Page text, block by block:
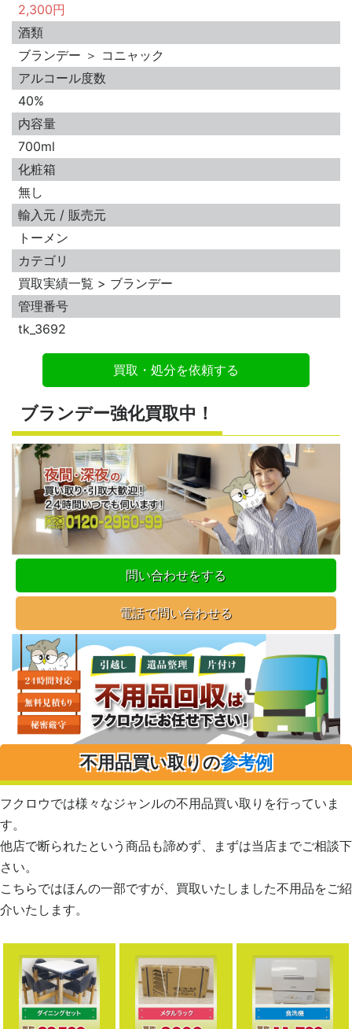
2,300円
酒類
ブランデー ＞ コニャック
アルコール度数
40%
内容量
700ml
化粧箱
無し
輸入元 / 販売元
トーメン
カテゴリ
買取実績一覧 > ブランデー
管理番号
tk_3692
買取・処分を依頼する
ブランデー強化買取中！
問い合わせをする
電話で問い合わせる
不用品買い取りの参考例
フクロウでは様々なジャンルの不用品買い取りを行っていま
す。
他店で断られたという商品も諦めず、まずは当店までご相談下
さい。
こちらではほんの一部ですが、買取いたしました不用品をご紹
介いたします。